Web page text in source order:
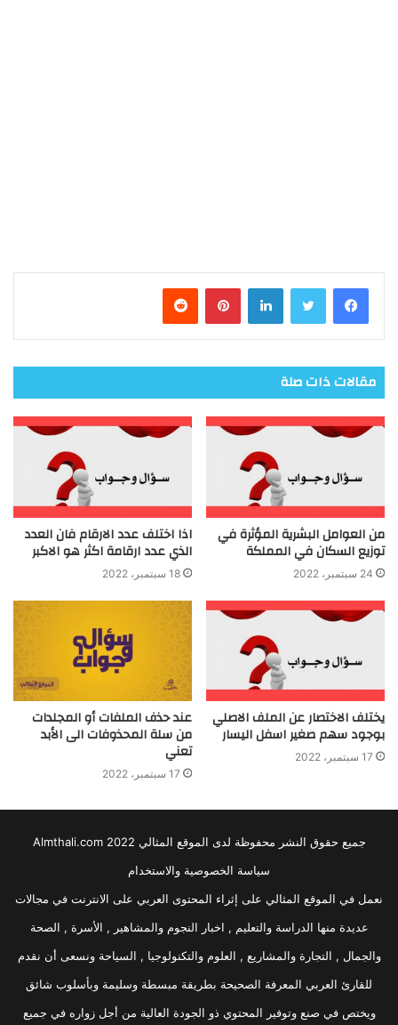
فيسبوك تويتر لينكدإن بينتيريست
مقالات ذات صلة
من العوامل البشرية المؤثرة في
توزيع السكان في المملكة
24 سبتمبر، 2022
اذا اختلف عدد الارقام فان العدد
الذي عدد ارقامة اكثر هو الاكبر
18 سبتمبر، 2022
يختلف الاختصار عن الملف الاصلي
بوجود سهم صغير اسفل اليسار
17 سبتمبر، 2022
عند حذف الملفات أو المجلدات
من سلة المحذوفات الى الأبد
تعني
17 سبتمبر، 2022
جميع حقوق النشر محفوظة لدى الموقع المثالي 2022 Almthali.com
سياسة الخصوصية والاستخدام
نعمل في الموقع المثالي على إثراء المحتوى العربي على الانترنت في مجالات
عديدة منها الدراسة والتعليم , اخبار النجوم والمشاهير , الأسرة , الصحة
والجمال , التجارة والمشاريع , العلوم والتكنولوجيا , السياحة ونسعى أن نقدم
للقارئ العربي المعرفة الصحيحة بطريقة مبسطة وسليمة وبأسلوب شائق
ويختص في صنع وتوفير المحتوي ذو الجودة العالية من أجل زواره في جميع